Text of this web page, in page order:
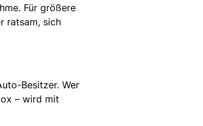
Für größere
ratsam, sich
Besitzer. Wer
– wird mit